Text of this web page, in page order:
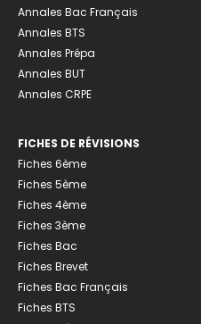
Annales Bac Français
Annales BTS
Annales Prépa
Annales BUT
Annales CRPE
FICHES DE RÉVISIONS
Fiches 6ème
Fiches 5ème
Fiches 4ème
Fiches 3ème
Fiches Bac
Fiches Brevet
Fiches Bac Français
Fiches BTS